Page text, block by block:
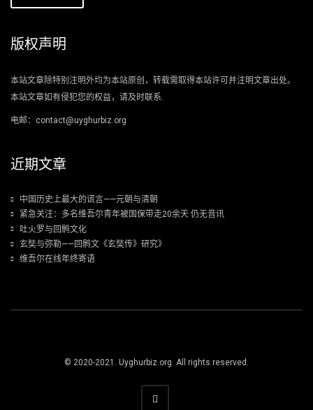
版权声明
本站文章除特别注明外均为本站原创，转载需取得本站许可并注明文章出处。
本站文章如有侵犯您的权益，请及时联系.
电邮：contact@uyghurbiz.org
近期文章
中国历史上最大的谎言——元朝与清朝
紧急关注：多名维吾尔青年被国保带走20余天 仍无音讯
吐火罗与回鹘文化
玄奘与弥勒——回鹘文《玄奘传》研究》
维吾尔在线年终寄语
© 2020-2021. Uyghurbiz.org. All rights reserved.